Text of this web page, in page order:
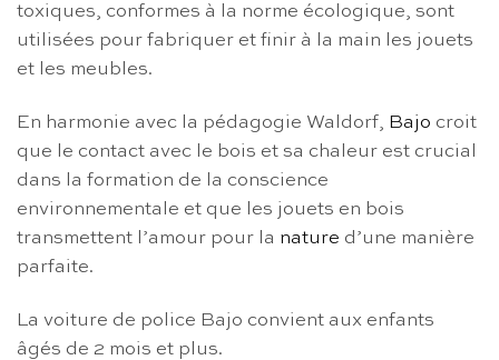
toxiques, conformes à la norme écologique, sont
utilisées pour fabriquer et finir à la main les jouets
et les meubles.
En harmonie avec la pédagogie Waldorf, Bajo croit
que le contact avec le bois et sa chaleur est crucial
dans la formation de la conscience
environnementale et que les jouets en bois
transmettent l’amour pour la nature d’une manière
parfaite.
La voiture de police Bajo convient aux enfants
âgés de 2 mois et plus.